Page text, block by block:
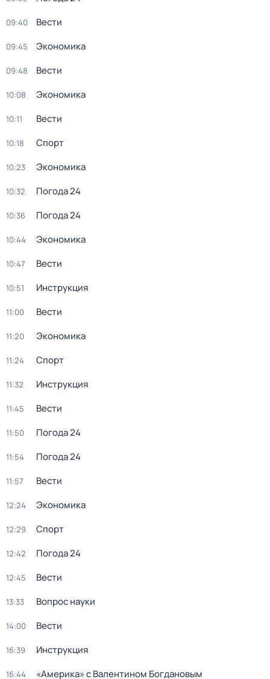
09:40 Вести
09:45 Экономика
09:48 Вести
10:08 Экономика
10:11 Вести
10:18 Спорт
10:23 Экономика
10:32 Погода 24
10:36 Погода 24
10:44 Экономика
10:47 Вести
10:51 Инструкция
11:00 Вести
11:20 Экономика
11:24 Спорт
11:32 Инструкция
11:45 Вести
11:50 Погода 24
11:54 Погода 24
11:57 Вести
12:24 Экономика
12:29 Спорт
12:42 Погода 24
12:45 Вести
13:33 Вопрос науки
14:00 Вести
16:39 Инструкция
16:44 «Америка» с Валентином Богдановым